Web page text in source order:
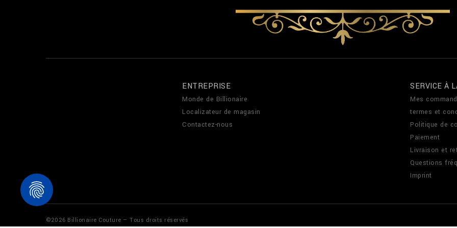
ENTREPRISE
Monde de Billionaire
Localizateur de magasin
Contactez-nous
SERVICE À
Mes
termes et
Politique de
Paiement
Livraison et
Questions
Imprint
©2026 Billionaire Couture — Tous droits réservés